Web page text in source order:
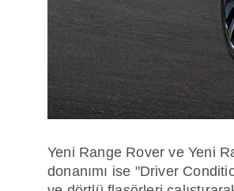
Yeni Range Rover ve Yeni
donanımı ise "Driver